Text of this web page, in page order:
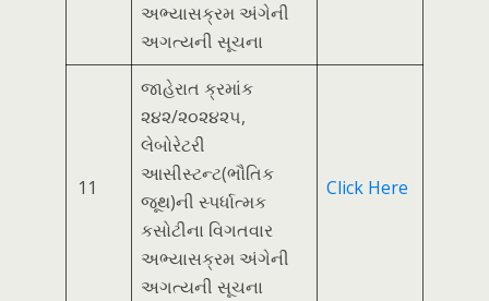
અભ્યાસક્રમ અંગેની
અગત્યની સૂચના
11
જાહેરાત ક્રમાંક
૨૪૨/૨૦૨૪૨૫,
લેબોરેટરી
આસીસ્ટન્ટ(ભૌતિક
જૂથ)ની સ્પર્ધાત્મક
કસોટીના વિગતવાર
અભ્યાસક્રમ અંગેની
અગત્યની સૂચના
Click Here